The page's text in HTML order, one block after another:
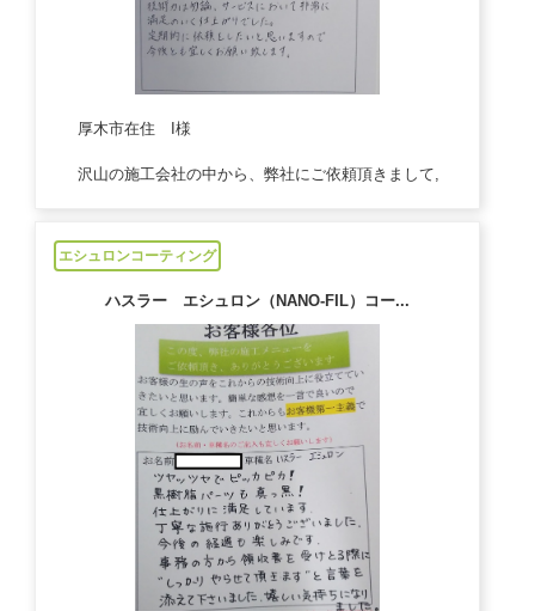
厚木市在住 I様
沢山の施工会社の中から、弊社にご依頼頂きまして,
エシュロンコーティング
ハスラー エシュロン（NANO-FIL）コー...